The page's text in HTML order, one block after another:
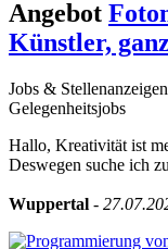
Angebot
Künstler,
Jobs & Stellenanzeigen
Gelegenheitsjobs
Hallo, Kreativität ist
Deswegen suche ich
Wuppertal -